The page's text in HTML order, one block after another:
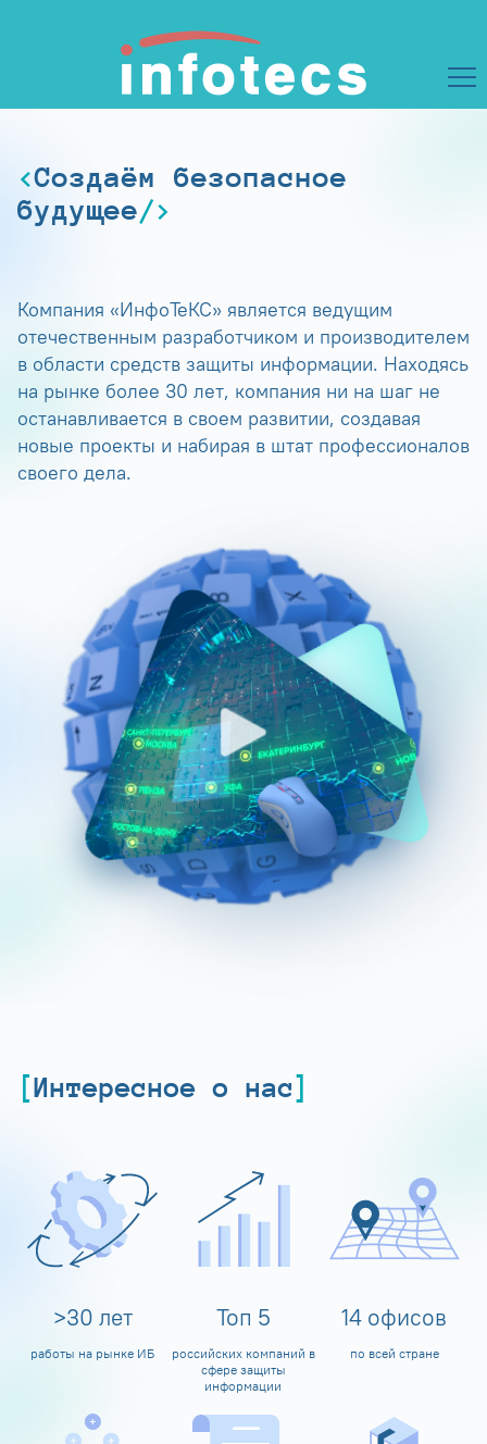
Создаём безопасное
будущее
Компания «ИнфоТеКС» является ведущим
отечественным разработчиком и производителем
в области средств защиты информации. Находясь
на рынке более 30 лет, компания ни на шаг не
останавливается в своем развитии, создавая
новые проекты и набирая в штат профессионалов
своего дела.
Интересное о нас
>30 лет
работы на рынке ИБ
Топ 5
российских компаний в
сфере защиты
информации
14 офисов
по всей стране